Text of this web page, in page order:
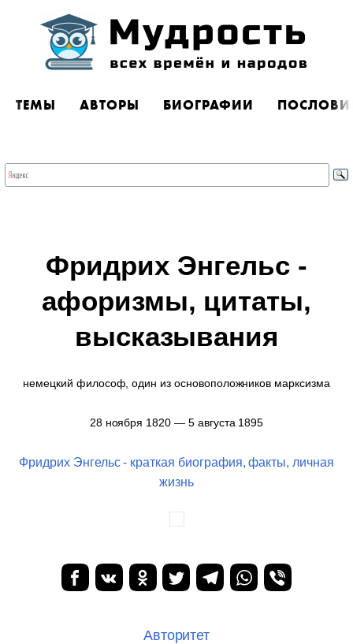
ТЕМЫ АВТОРЫ БИОГРАФИИ
Фридрих Энгельс -
афоризмы, цитаты,
высказывания
немецкий философ, один из основоположников марксизма
28 ноября 1820 — 5 августа 1895
Фридрих Энгельс - краткая биография, факты, личная
жизнь
Авторитет